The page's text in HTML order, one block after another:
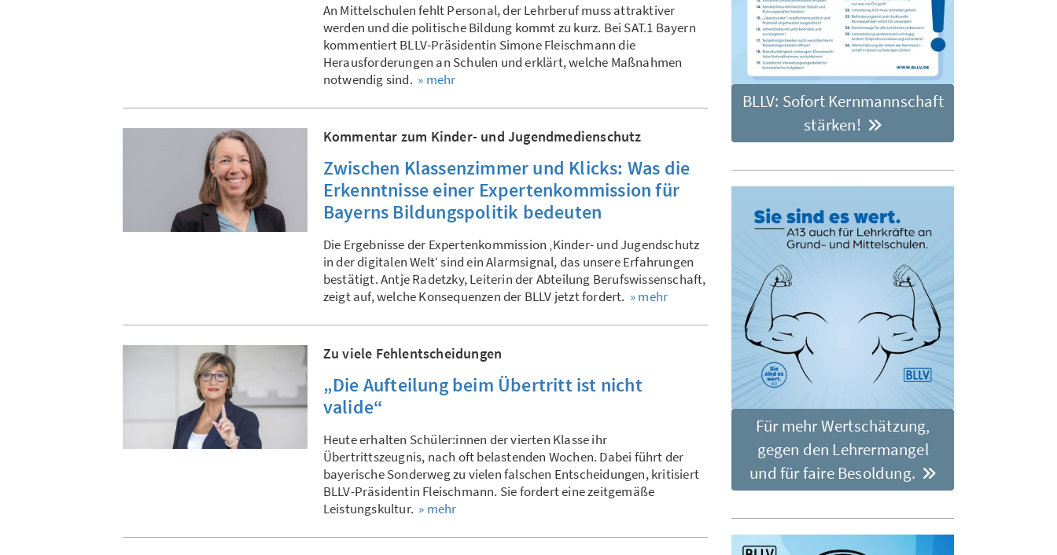
An Mittelschulen fehlt Personal, der Lehrberuf muss attraktiver
werden und die politische Bildung kommt zu kurz. Bei SAT.1 Bayern
kommentiert BLLV-Präsidentin Simone Fleischmann die
Herausforderungen an Schulen und erklärt, welche Maßnahmen
notwendig sind. » mehr
Kommentar zum Kinder- und Jugendmedienschutz
Zwischen Klassenzimmer und Klicks: Was die
Erkenntnisse einer Expertenkommission für
Bayerns Bildungspolitik bedeuten
Die Ergebnisse der Expertenkommission ‚Kinder- und Jugendschutz
in der digitalen Welt‘ sind ein Alarmsignal, das unsere Erfahrungen
bestätigt. Antje Radetzky, Leiterin der Abteilung Berufswissenschaft,
zeigt auf, welche Konsequenzen der BLLV jetzt fordert. » mehr
Zu viele Fehlentscheidungen
„Die Aufteilung beim Übertritt ist nicht
valide“
Heute erhalten Schüler:innen der vierten Klasse ihr
Übertrittszeugnis, nach oft belastenden Wochen. Dabei führt der
bayerische Sonderweg zu vielen falschen Entscheidungen, kritisiert
BLLV-Präsidentin Fleischmann. Sie fordert eine zeitgemäße
Leistungskultur. » mehr
BLLV: Sofort Kernmannschaft
stärken!
Für mehr Wertschätzung,
gegen den Lehrermangel
und für faire Besoldung.